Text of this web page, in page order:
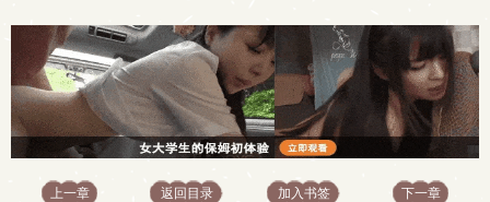
上一章 返回目录 加入书签 下一章